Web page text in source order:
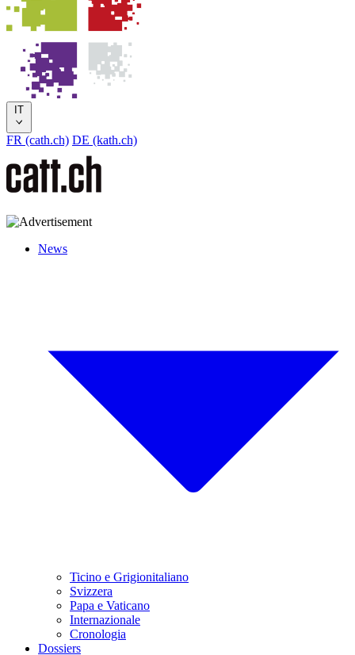
IT
FR (cath.ch) DE (kath.ch)
News
Ticino e Grigionitaliano
Svizzera
Papa e Vaticano
Internazionale
Cronologia
Dossiers